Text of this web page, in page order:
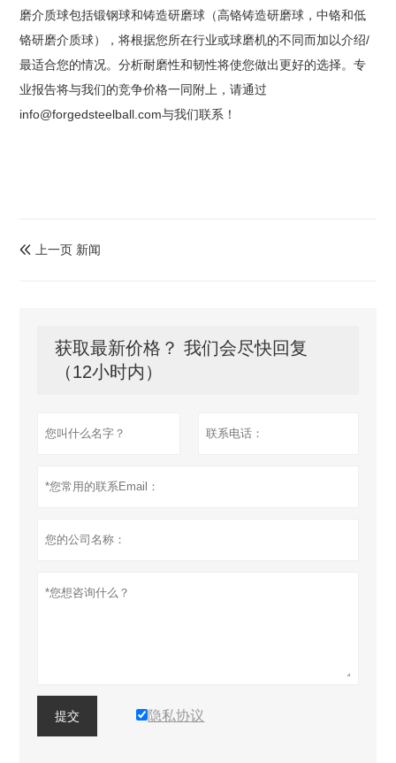
磨介质球包括锻钢球和铸造研磨球（高铬铸造研磨球，中铬和低
铬研磨介质球），将根据您所在行业或球磨机的不同而加以介绍/
最适合您的情况。分析耐磨性和韧性将使您做出更好的选择。专
业报告将与我们的竞争价格一同附上，请通过
info@forgedsteelball.com与我们联系！
 上一页 新闻
获取最新价格？ 我们会尽快回复
（12小时内）
提交 隐私协议